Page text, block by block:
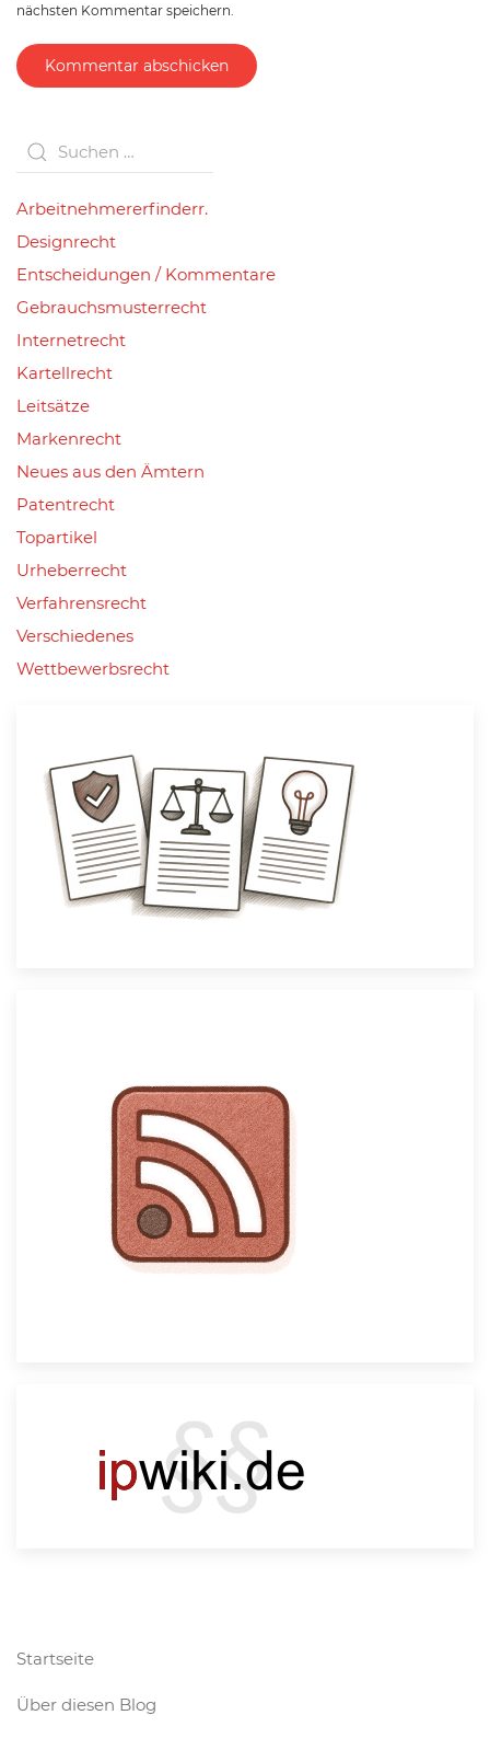
nächsten Kommentar speichern.
Kommentar abschicken
Arbeitnehmererfinderr.
Designrecht
Entscheidungen / Kommentare
Gebrauchsmusterrecht
Internetrecht
Kartellrecht
Leitsätze
Markenrecht
Neues aus den Ämtern
Patentrecht
Topartikel
Urheberrecht
Verfahrensrecht
Verschiedenes
Wettbewerbsrecht
Startseite
Über diesen Blog